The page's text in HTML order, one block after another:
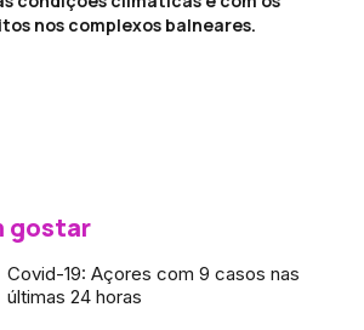
nos complexos balneares.
gostar
Covid-19: Açores com 9 casos nas
últimas 24 horas